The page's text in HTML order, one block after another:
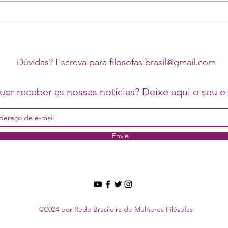
Acompanhe o I Colóquio
Marx
Dúvidas? Escreva para filosofas.brasil@gmail.com
receber as nossas notícias? Deixe aqui o seu
Envie
©2024 por Rede Brasileira de Mulheres Filósofas